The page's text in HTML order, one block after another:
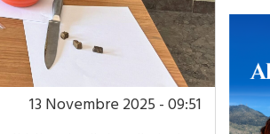
13 Novembre 2025 - 09:51